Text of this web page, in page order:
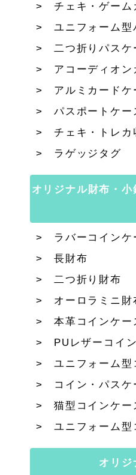
チェキ・ゲーム
ユニフォーム型
二つ折りパスケ
アコーディオン
アルミカードケ
パスポートケー
チェキ・トレカ
ラゲッジタグ
オリジナル財布・
ラバーコインケ
長財布
二つ折り財布
オーロラミニ財
本革コインケー
PUレザーコイ
ユニフォーム型
コイン・パスケ
猫型コインケー
ユニフォーム型
オリジ